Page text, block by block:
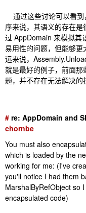
通过这些讨论可以看到
序来说，其语义的存在
过 AppDomain 来模拟其
易用性的问题，但能够
远来说，
就是最好的例子，前面
题，并不存在无法解决的
# re: AppDomain and
chornbe
You must also
which is loaded by the
working for me: (I've
you'll notice I had them
MarshalByRefObject so
encapsulated code)